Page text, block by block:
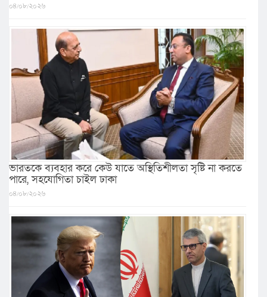
০৪/০৮/২০২৬
ভারতকে ব্যবহার করে কেউ যাতে অস্থিতিশীলতা সৃষ্টি না করতে
পারে, সহযোগিতা চাইল ঢাকা
০৪/০৮/২০২৬